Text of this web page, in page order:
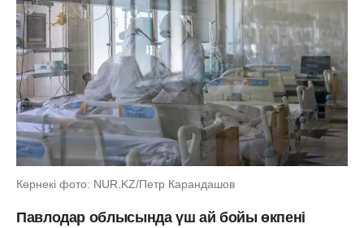
Көрнекі фото: NUR.KZ/Петр Карандашов
Павлодар облысында үш ай бойы өкпені